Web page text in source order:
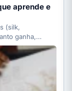
aprende e
(silk,
ganha,